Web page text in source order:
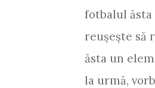
fotbalul
reuşeşte să
ăsta un
la urmă,